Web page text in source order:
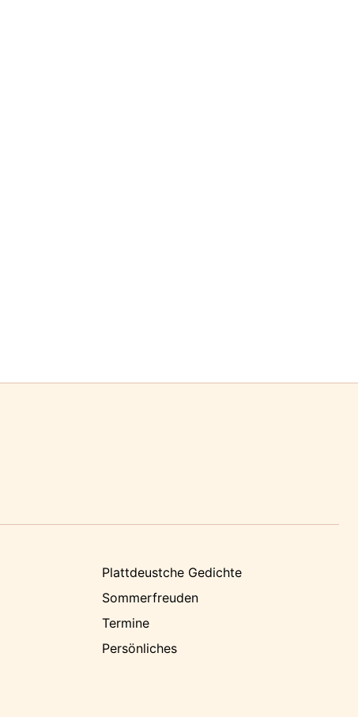
Plattdeustche Gedichte
Sommerfreuden
Termine
Persönliches